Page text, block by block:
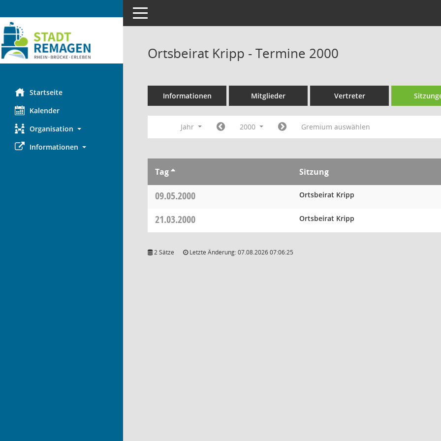
Startseite
Kalender
Organisation
Informationen
Toggle navigation
Ortsbeirat Kripp - Termine 2000
Informationen Mitglieder Vertreter
Jahr 2000 Gremium auswählen
Tag Sitzung
09.05.2000 Ortsbeirat Kripp
21.03.2000 Ortsbeirat Kripp
2 Sätze Letzte Änderung: 07.08.2026 07:06:25